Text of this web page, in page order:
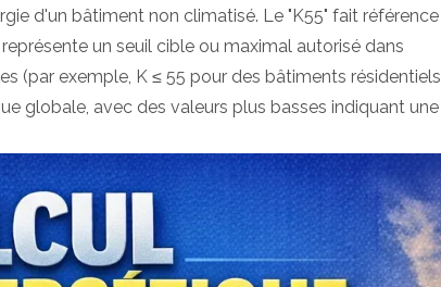
d'un bâtiment non climatisé. Le "K55" fait référence
un seuil cible ou maximal autorisé dans
(par exemple, K ≤ 55 pour des bâtiments résidentiels
globale, avec des valeurs plus basses indiquant une